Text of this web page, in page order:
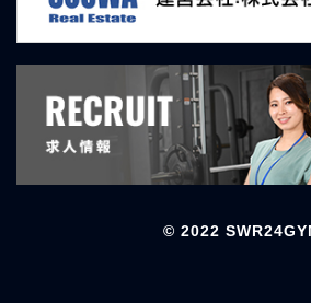
© 2022